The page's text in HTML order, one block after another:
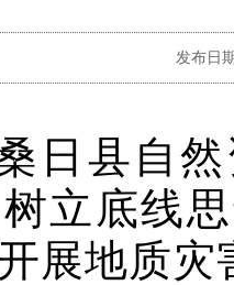
发布日
日县自
立底线
展地质